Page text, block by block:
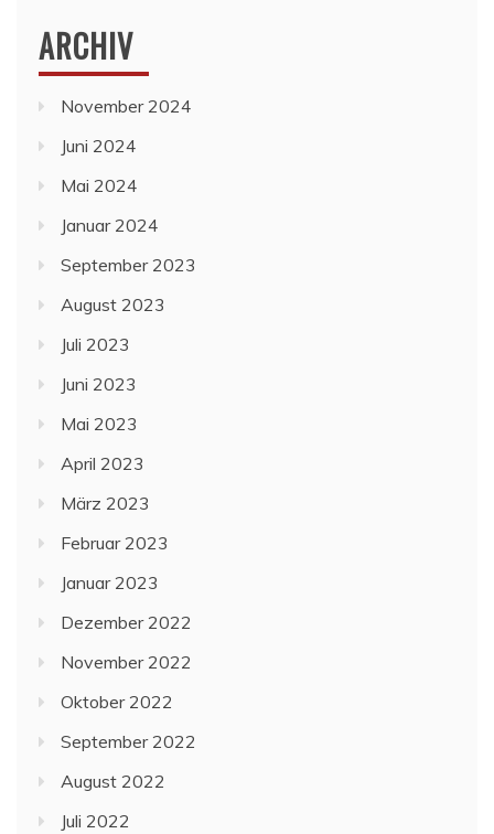
ARCHIV
November 2024
Juni 2024
Mai 2024
Januar 2024
September 2023
August 2023
Juli 2023
Juni 2023
Mai 2023
April 2023
März 2023
Februar 2023
Januar 2023
Dezember 2022
November 2022
Oktober 2022
September 2022
August 2022
Juli 2022